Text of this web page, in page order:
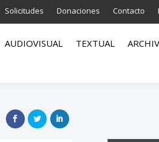
Solicitudes Donaciones Contacto
AUDIOVISUAL TEXTUAL